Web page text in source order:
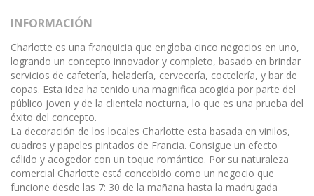
INFORMACIÓN
Charlotte es una franquicia que engloba cinco negocios en uno,
logrando un concepto innovador y completo, basado en brindar
servicios de cafetería, heladería, cervecería, coctelería, y bar de
copas. Esta idea ha tenido una magnifica acogida por parte del
público joven y de la clientela nocturna, lo que es una prueba del
éxito del concepto.
La decoración de los locales Charlotte esta basada en vinilos,
cuadros y papeles pintados de Francia. Consigue un efecto
cálido y acogedor con un toque romántico. Por su naturaleza
comercial Charlotte está concebido como un negocio que
funcione desde las 7: 30 de la mañana hasta la madrugada